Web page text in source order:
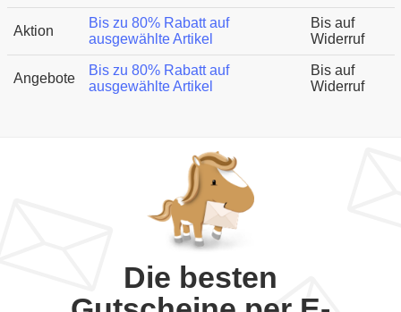
Aktion
Bis zu 80% Rabatt auf
ausgewählte Artikel
Bis auf
Widerruf
Angebote
Bis zu 80% Rabatt auf
ausgewählte Artikel
Bis auf
Widerruf
Die besten